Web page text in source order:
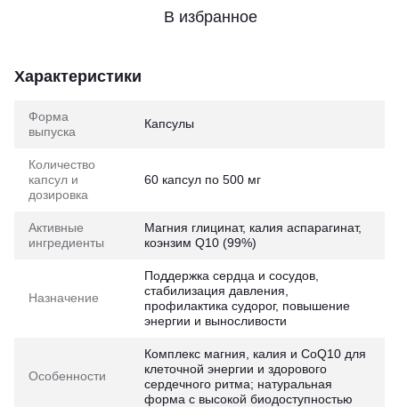
В избранное
Характеристики
Форма
выпуска
Капсулы
Количество
капсул и
дозировка
60 капсул по 500 мг
Активные
ингредиенты
Магния глицинат, калия аспарагинат,
коэнзим Q10 (99%)
Назначение
Поддержка сердца и сосудов,
стабилизация давления,
профилактика судорог, повышение
энергии и выносливости
Особенности
Комплекс магния, калия и CoQ10 для
клеточной энергии и здорового
сердечного ритма; натуральная
форма с высокой биодоступностью